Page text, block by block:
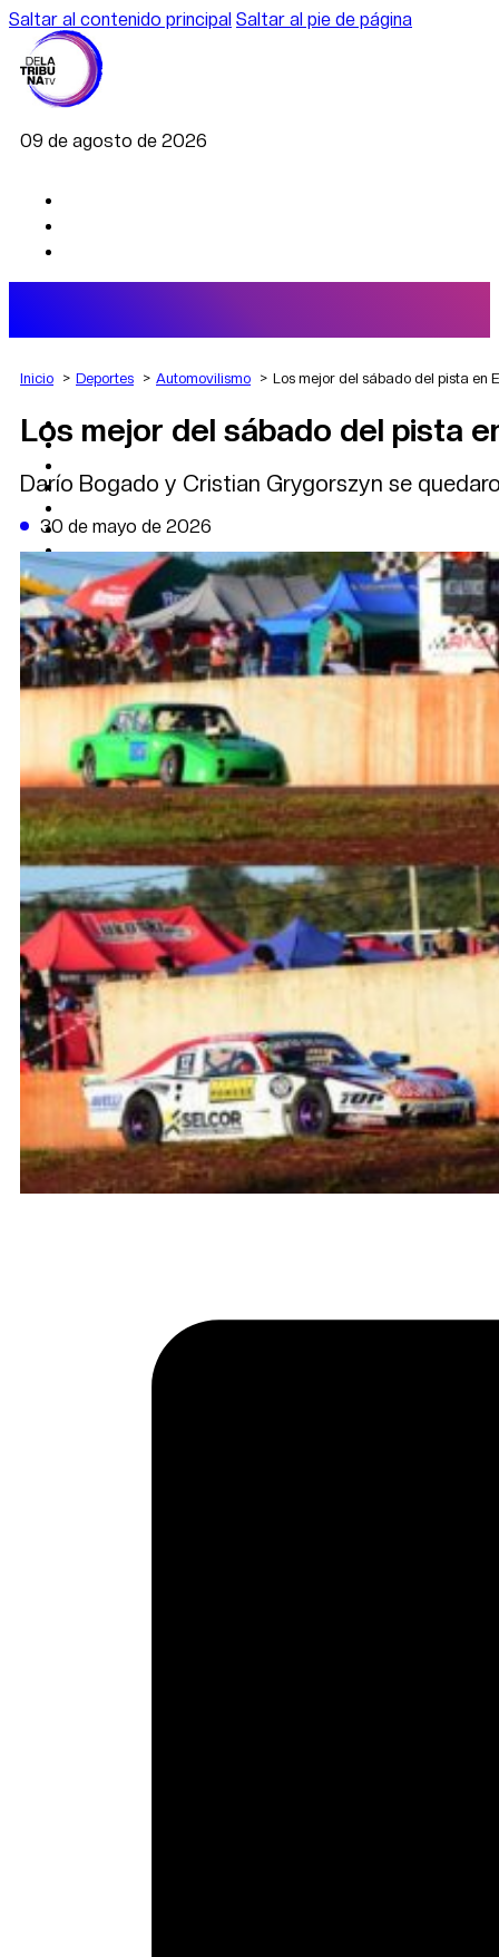
Saltar al contenido principal Saltar al pie de página
09 de agosto de 2026
AGRO
DEPORTES
POLÍTICA
DATA FIRME
DE LA TRIBUNA TV
Inicio Deportes Automovilismo Los mejor del sábado del pista en
Los mejor del sábado del pista
Darío Bogado y Cristian Grygorszyn se
30 de mayo de 2026